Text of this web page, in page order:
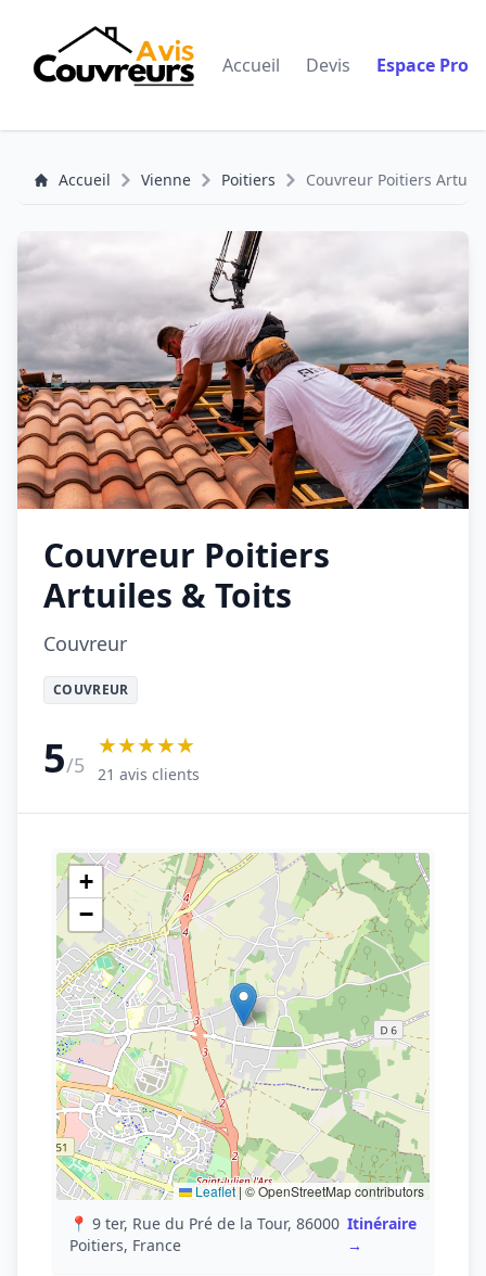
Accueil Devis Espace Pro
Accueil Vienne Poitiers Couvreur Poitiers
Couvreur Poitiers
Artuiles & Toits
Couvreur
COUVREUR
5/5
★★★★★
21 avis clients
+
−
Leaflet |© OpenStreetMap contributors
📍 9 ter, Rue du Pré de la Tour, 86000
Poitiers, France
Itinéraire
→